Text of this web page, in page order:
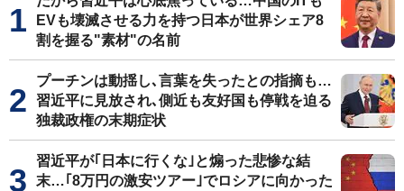
EVも壊滅させる力を持つ日本が世界シェア8
割を握る"素材"の名前
プーチンは動揺し､言葉を失ったとの指摘も…
習近平に見放され､側近も友好国も停戦を迫る
独裁政権の末期症状
習近平が｢日本に行くな｣と煽った悲惨な結
末…｢8万円の激安ツアー｣でロシアに向かった